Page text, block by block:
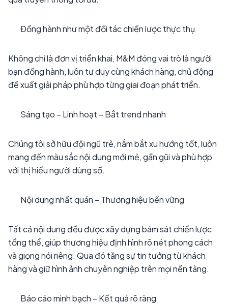
Đồng hành như một đối tác chiến lược thực thụ
Không chỉ là đơn vị triển khai, M&M đóng vai trò là người
bạn đồng hành, luôn tư duy cùng khách hàng, chủ động
đề xuất giải pháp phù hợp từng giai đoạn phát triển.
Sáng tạo – Linh hoạt – Bắt trend nhanh
Chúng tôi sở hữu đội ngũ trẻ, nắm bắt xu hướng tốt, luôn
mang đến màu sắc nội dung mới mẻ, gần gũi và phù hợp
với thị hiếu người dùng số.
Nội dung nhất quán – Thương hiệu bền vững
Tất cả nội dung đều được xây dựng bám sát chiến lược
tổng thể, giúp thương hiệu định hình rõ nét phong cách
và giọng nói riêng. Qua đó tăng sự tin tưởng từ khách
hàng và giữ hình ảnh chuyên nghiệp trên mọi nền tảng.
Báo cáo minh bạch – Kết quả rõ ràng